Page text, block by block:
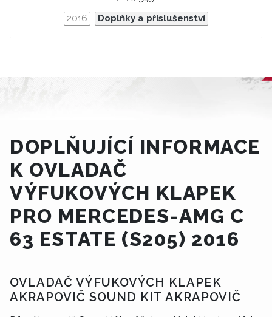
2016 Doplňky a příslušenství
DOPLŇUJÍCÍ INFORMACE
K OVLADAČ
VÝFUKOVÝCH KLAPEK
PRO MERCEDES-AMG C
63 ESTATE (S205) 2016
OVLADAČ VÝFUKOVÝCH KLAPEK
AKRAPOVIČ SOUND KIT AKRAPOVIČ